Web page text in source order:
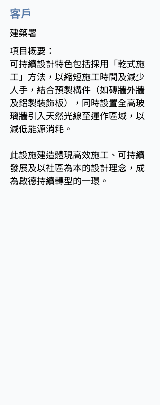
客戶
建築署
項目概要：
可持續設計特色包括採用「乾式施
工」方法，以縮短施工時間及減少
人手，結合預製構件（如磚牆外牆
及鋁製裝飾板），同時設置全高玻
璃牆引入天然光線至運作區域，以
減低能源消耗。
此設施建造體現高效施工、可持續
發展及以社區為本的設計理念，成
為啟德持續轉型的一環。